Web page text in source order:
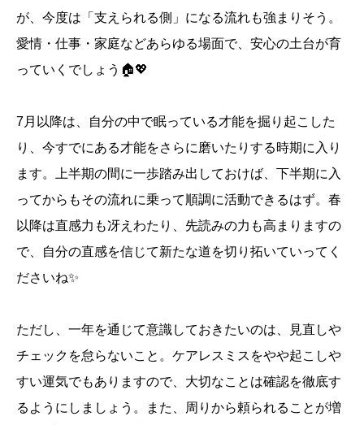
が、今度は「支えられる側」になる流れも強まりそう。
愛情・仕事・家庭などあらゆる場面で、安心の土台が育
っていくでしょう🏠💖
7月以降は、自分の中で眠っている才能を掘り起こした
り、今すでにある才能をさらに磨いたりする時期に入り
ます。上半期の間に一歩踏み出しておけば、下半期に入
ってからもその流れに乗って順調に活動できるはず。春
以降は直感力も冴えわたり、先読みの力も高まりますの
で、自分の直感を信じて新たな道を切り拓いていってく
ださいね✨
ただし、一年を通じて意識しておきたいのは、見直しや
チェックを怠らないこと。ケアレスミスをやや起こしや
すい運気でもありますので、大切なことは確認を徹底す
るようにしましょう。また、周りから頼られることが増